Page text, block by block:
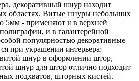
декоративный шнур находит
областях. Витые шнуры небольших
5мм - применяют и в верхней
и в галантерейной
популярностью декоративные
при украшении интерьера:
шнур в оформлении штор,
шнур для штор отлично подходит
подхватов, шторных кистей.